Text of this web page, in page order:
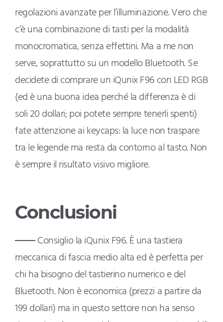
regolazioni avanzate per l’illuminazione. Vero che
c’è una combinazione di tasti per la modalità
monocromatica, senza effettini. Ma a me non
serve, soprattutto su un modello Bluetooth. Se
decidete di comprare un iQunix F96 con LED RGB
(ed è una buona idea perché la differenza è di
soli 20 dollari; poi potete sempre tenerli spenti)
fate attenzione ai keycaps: la luce non traspare
tra le legende ma resta da contorno al tasto. Non
è sempre il risultato visivo migliore.
Conclusioni
Consiglio la iQunix F96. È una tastiera
meccanica di fascia medio alta ed è perfetta per
chi ha bisogno del tastierino numerico e del
Bluetooth. Non è economica (prezzi a partire da
199 dollari) ma in questo settore non ha senso